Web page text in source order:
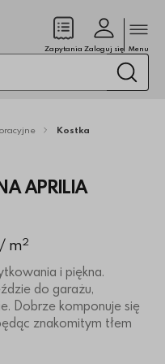
wyszukana
Zapytania
(pusty)Zaloguj się Menu
Kostka
APRILIA
/ m2
i piękna.
do garażu,
Dobrze komponuje się
znakomitym tłem